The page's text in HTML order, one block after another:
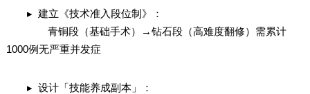
▸ 建立《技术准入段位制》：
青铜段（基础手术）→钻石段（高难度翻修）需累计
1000例无严重并发症
▸ 设计「技能养成副本」：